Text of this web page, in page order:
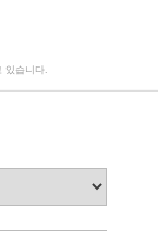
있습니다.